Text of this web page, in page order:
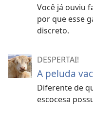
Você já ouviu
por que esse
discreto.
DESPERTAI!
A peluda
Diferente de
escocesa